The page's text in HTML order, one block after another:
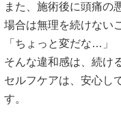
https://seitai-osusume-
ク-マッサージは効果あ
#ストレートネック注
#セルフケア注意 #姿勢